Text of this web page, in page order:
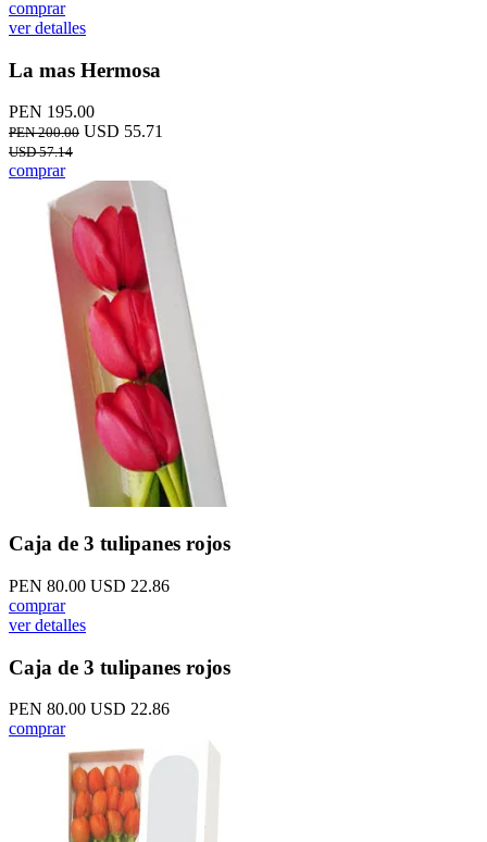
comprar
ver detalles
La mas Hermosa
PEN 195.00
PEN 200.00 USD 55.71
USD 57.14
comprar
Caja de 3 tulipanes rojos
PEN 80.00 USD 22.86
comprar
ver detalles
Caja de 3 tulipanes rojos
PEN 80.00 USD 22.86
comprar